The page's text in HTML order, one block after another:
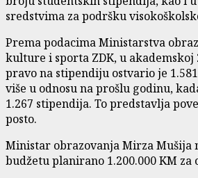
sredstvima za podršku
Prema podacima Ministarstva
kulture i sporta ZDK, u akademskoj
pravo na stipendiju ostvario je
više u odnosu na prošlu godinu,
1.267 stipendija. To predstavlja
posto.
Ministar obrazovanja Mirza Mušija
budžetu planirano 1.200.000 KM za